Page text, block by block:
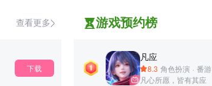
查看更多
下载
游戏预约榜
凡应
8.3 角色扮演 · 番游
凡心所愿，皆有其应